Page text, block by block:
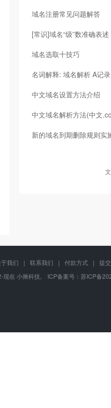
域名注册常见问题解答
[常识]域名“级”数准确表述
域名选取十技巧
名词解释: 域名解析 A记
中文域名设置方法介绍
中文域名解析方法(中文
新的域名到期删除规则实
我们 | 联系我们 | 付款方式 |
提
现在 小揪科技, ICP备案号： 苏ICP备